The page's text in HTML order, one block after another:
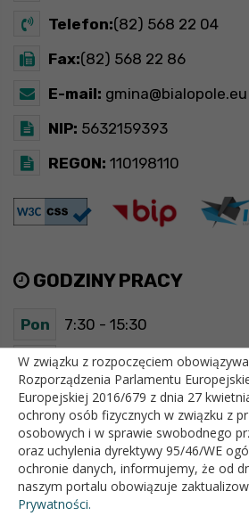
Telefon:(82) 568 22 04
Fax:(82) 568 22 86
E-mail: gmina@bialopole.eu
NIP: 5632159393
REGON: 110198110
GODZINY PRACY
Pon 7:30 - 15:30
Wt 7:30 - 15:30
Śr 7:30 - 15:30
Czw 7:30 - 15:30
Pt 7:30 - 15:30
W związku z rozpoczęciem
Rozporządzenia Parlamentu
Europejskiej 2016/679 z dnia 27
ochrony osób fizycznych w związku z
osobowych i w sprawie swobodnego
oraz uchylenia dyrektywy 95/46/WE
ochronie danych, informujemy, że od
naszym portalu obowiązuje
Prywatności.